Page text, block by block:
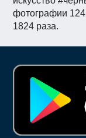
фотографии
1824 раза.